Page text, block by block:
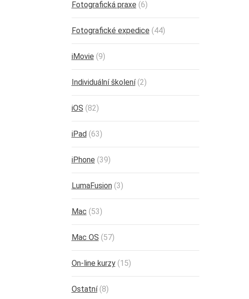
Fotografická praxe (6)
Fotografické expedice (44)
iMovie (9)
Individuální školení(2)
iOS (82)
iPad(63)
iPhone (39)
LumaFusion(3)
Mac (53)
Mac OS (57)
On-line kurzy(15)
Ostatní(8)